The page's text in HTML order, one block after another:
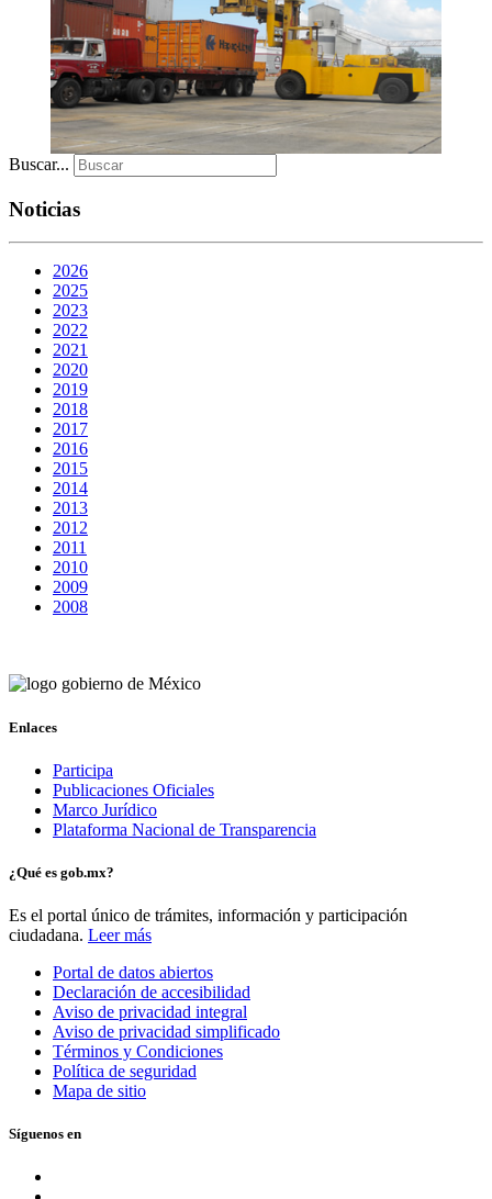
Buscar...
Noticias
2026
2025
2023
2022
2021
2020
2019
2018
2017
2016
2015
2014
2013
2012
2011
2010
2009
2008
Enlaces
Participa
Publicaciones Oficiales
Marco Jurídico
Plataforma Nacional de Transparencia
¿Qué es gob.mx?
Es el portal único de trámites, información y participación
ciudadana. Leer más
Portal de datos abiertos
Declaración de accesibilidad
Aviso de privacidad integral
Aviso de privacidad simplificado
Términos y Condiciones
Política de seguridad
Mapa de sitio
Síguenos en